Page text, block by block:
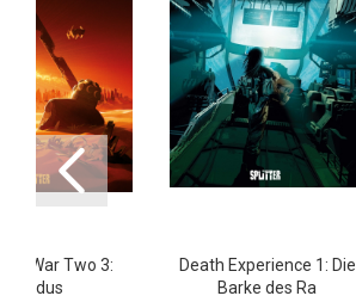
War Two 3:
Exodus
Death Experience 1: Die
Barke des Ra